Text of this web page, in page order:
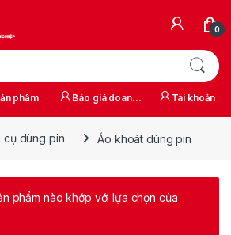
0
phẩm
Báo giá doanh
Tài khoản
cụ dùng pin Áo khoát dùng pin
phẩm nào khớp với lựa chọn của